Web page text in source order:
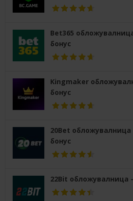
Bet365
бонус
Kingmaker
бонус
20Bet обложувалница
бонус
22Bit обложувалница